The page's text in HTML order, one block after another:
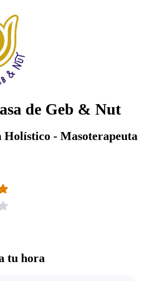
de Geb & Nut
Holístico - Masoterapeuta
tu hora